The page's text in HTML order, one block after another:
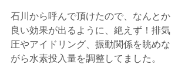
石川から呼んで頂けたので、なんとか
良い効果が出るように、絶えず！排気
圧やアイドリング、振動関係を眺めな
がら水素投入量を調整してました。